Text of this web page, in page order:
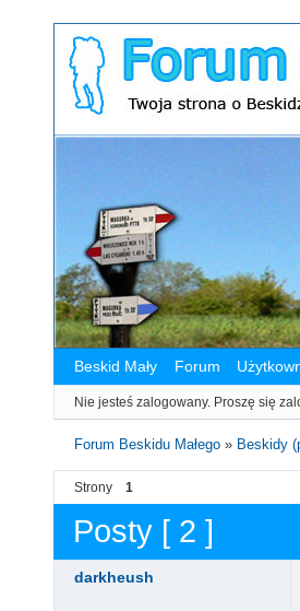
Beskid Mały Forum
Nie jesteś zalogowany. Proszę się
Forum Beskidu Małego » Beskidy
Strony 1
Posty [ 2 ]
darkheush